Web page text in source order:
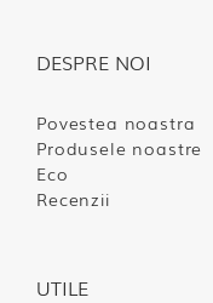
DESPRE NOI
Povestea noastra
Produsele noastre
Eco
Recenzii
UTILE